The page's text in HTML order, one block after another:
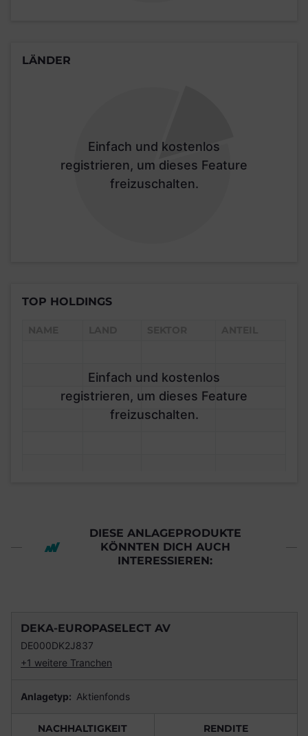
LÄNDER
Einfach und kostenlos
registrieren, um dieses Feature
freizuschalten.
TOP HOLDINGS
Einfach und kostenlos
registrieren, um dieses Feature
freizuschalten.
DIESE ANLAGEPRODUKTE
KÖNNTEN DICH AUCH
INTERESSIEREN:
DEKA-EUROPASELECT AV
DE000DK2J837
+1 weitere Tranchen
Anlagetyp: Aktienfonds
NACHHALTIGKEIT RENDITE